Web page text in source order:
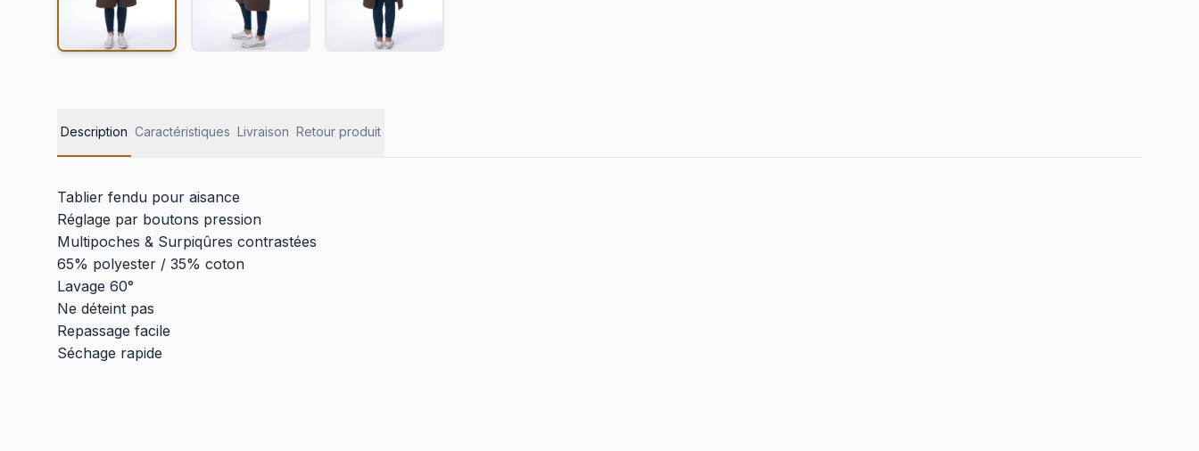
Description Caractéristiques Livraison Retour produit
Tablier fendu pour aisance
Réglage par boutons pression
Multipoches & Surpiqûres contrastées
65% polyester / 35% coton
Lavage 60°
Ne déteint pas
Repassage facile
Séchage rapide